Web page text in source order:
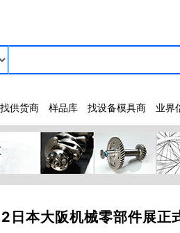
找供货商 样品库 找设备模具商 业界
日本大阪机械零部件展正